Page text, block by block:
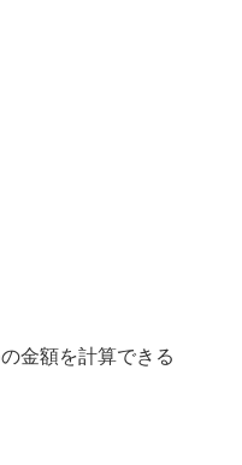
金額を計算できる